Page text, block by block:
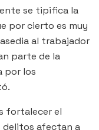
se tipifica la
por cierto es muy
al trabajador
parte de la
por los
fortalecer el
delitos afectan a